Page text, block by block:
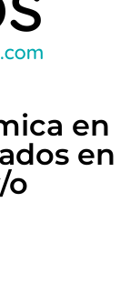
en
en
o